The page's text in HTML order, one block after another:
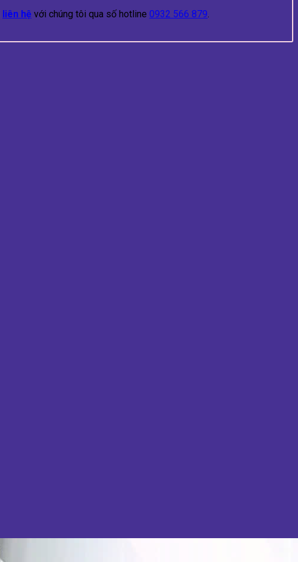
liên hệ với chúng tôi qua số hotline 0932 566 879.